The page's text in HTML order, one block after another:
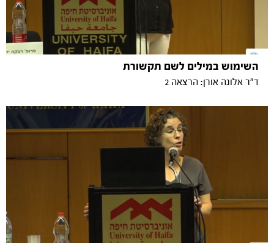
השימוש במילים לשם תקשורת
ד"ר אלונה אורן: הרצאה 2